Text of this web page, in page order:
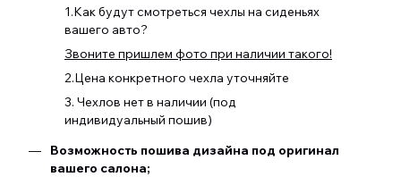
1.Как будут смотреться чехлы на сиденьях
вашего авто?
Звоните пришлем фото при наличии такого!
2.Цена конкретного чехла уточняйте
3. Чехлов нет в наличии (под
индивидуальный пошив)
Возможность пошива дизайна под оригинал
вашего салона;